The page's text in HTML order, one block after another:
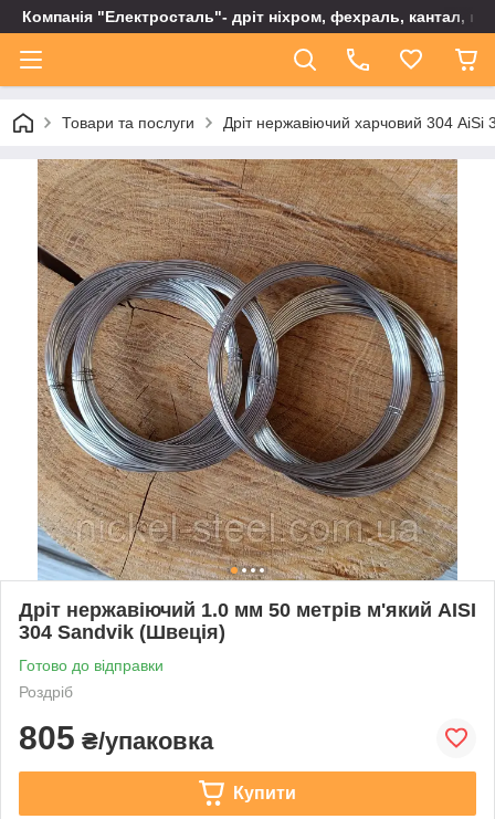
Компанія "Електросталь"- дріт ніхром, фехраль, кантал,
Товари та послуги Дріт нержавіючий харчовий 304 AiSi
Дріт нержавіючий 1.0 мм 50 метрів м'який AISI
304 Sandvik (Швеція)
Готово до відправки
Роздріб
805 ₴/упаковка
Купити